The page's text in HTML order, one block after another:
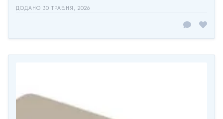
ДОДАНО 30 ТРАВНЯ, 2026